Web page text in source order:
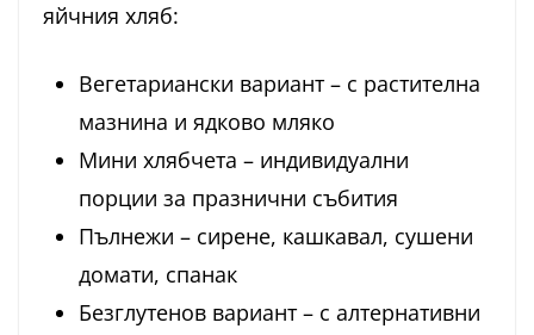
яйчния хляб:
Вегетариански вариант – с растителна
мазнина и ядково мляко
Мини хлябчета – индивидуални
порции за празнични събития
Пълнежи – сирене, кашкавал, сушени
домати, спанак
Безглутенов вариант – с алтернативни